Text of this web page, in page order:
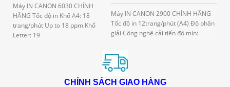
Máy IN CANON 6030 CHÍNH
HÃNG Tốc độ in Khổ A4: 18
trang/phút Up to 18 ppm Khổ
Letter: 19
Máy IN CANON 2900 CHÍNH HÃNG
Tốc độ in 12trang/phút (A4) Độ phân
giải Công nghệ cải tiến độ mịn:
CHÍNH SÁCH GIAO HÀNG